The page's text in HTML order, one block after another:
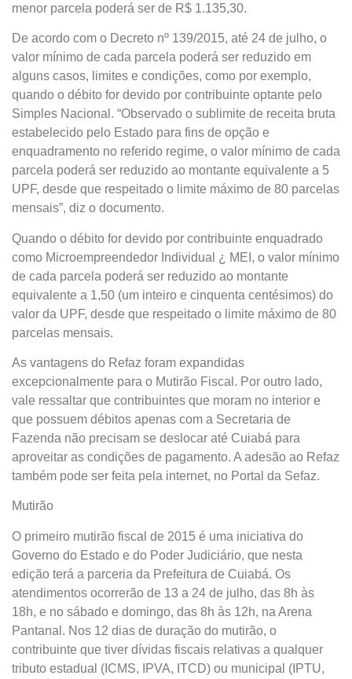
menor parcela poderá ser de R$ 1.135,30.
De acordo com o Decreto nº 139/2015, até 24 de julho, o
valor mínimo de cada parcela poderá ser reduzido em
alguns casos, limites e condições, como por exemplo,
quando o débito for devido por contribuinte optante pelo
Simples Nacional. “Observado o sublimite de receita bruta
estabelecido pelo Estado para fins de opção e
enquadramento no referido regime, o valor mínimo de cada
parcela poderá ser reduzido ao montante equivalente a 5
UPF, desde que respeitado o limite máximo de 80 parcelas
mensais”, diz o documento.
Quando o débito for devido por contribuinte enquadrado
como Microempreendedor Individual ¿ MEI, o valor mínimo
de cada parcela poderá ser reduzido ao montante
equivalente a 1,50 (um inteiro e cinquenta centésimos) do
valor da UPF, desde que respeitado o limite máximo de 80
parcelas mensais.
As vantagens do Refaz foram expandidas
excepcionalmente para o Mutirão Fiscal. Por outro lado,
vale ressaltar que contribuintes que moram no interior e
que possuem débitos apenas com a Secretaria de
Fazenda não precisam se deslocar até Cuiabá para
aproveitar as condições de pagamento. A adesão ao Refaz
também pode ser feita pela internet, no Portal da Sefaz.
Mutirão
O primeiro mutirão fiscal de 2015 é uma iniciativa do
Governo do Estado e do Poder Judiciário, que nesta
edição terá a parceria da Prefeitura de Cuiabá. Os
atendimentos ocorrerão de 13 a 24 de julho, das 8h às
18h, e no sábado e domingo, das 8h às 12h, na Arena
Pantanal. Nos 12 dias de duração do mutirão, o
contribuinte que tiver dívidas fiscais relativas a qualquer
tributo estadual (ICMS, IPVA, ITCD) ou municipal (IPTU,